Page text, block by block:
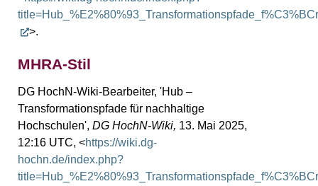
>.
MHRA-Stil
DG HochN-Wiki-Bearbeiter, 'Hub –
Transformationspfade für nachhaltige
Hochschulen', DG HochN-Wiki, 13. Mai 2025,
12:16 UTC, <https://wiki.dg-
hochn.de/index.php?